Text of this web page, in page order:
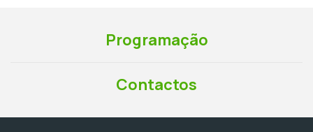
Programação
Contactos